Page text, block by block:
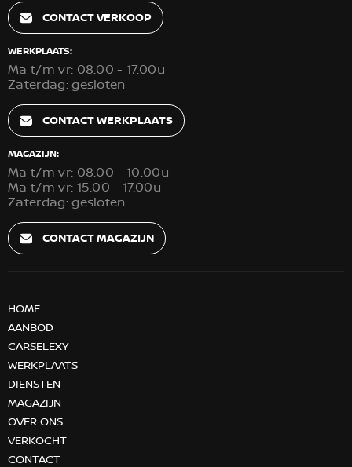
CONTACT VERKOOP
WERKPLAATS:
Ma t/m vr: 08.00 - 17.00u
Zaterdag: gesloten
CONTACT WERKPLAATS
MAGAZIJN:
Ma t/m vr: 08.00 - 10.00u
Ma t/m vr: 15.00 - 17.00u
Zaterdag: gesloten
CONTACT MAGAZIJN
HOME
AANBOD
CARSELEXY
WERKPLAATS
DIENSTEN
MAGAZIJN
OVER ONS
VERKOCHT
CONTACT